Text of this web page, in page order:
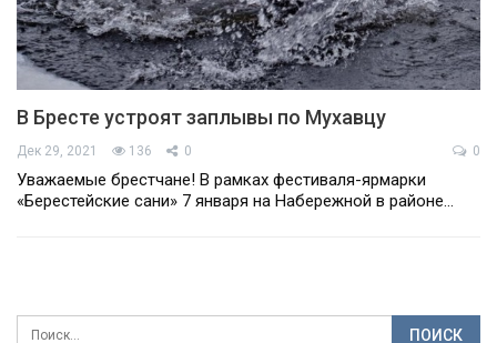
В Бресте устроят заплывы по Мухавцу
Дек 29, 2021 136 0 0
Уважаемые брестчане! В рамках фестиваля-ярмарки
«Берестейские сани» 7 января на Набережной в районе…